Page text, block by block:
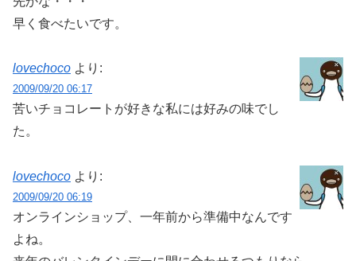
早く食べたいです。
lovechoco より:
2009/09/20 06:17
苦いチョコレートが好きな私には好みの味でし
た。
lovechoco より:
2009/09/20 06:19
オンラインショップ、一年前から準備中なんです
よね。